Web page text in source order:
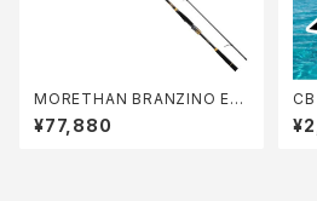
MORETHAN BRANZINO EX
AGS 93L/M S
¥77,880
テ